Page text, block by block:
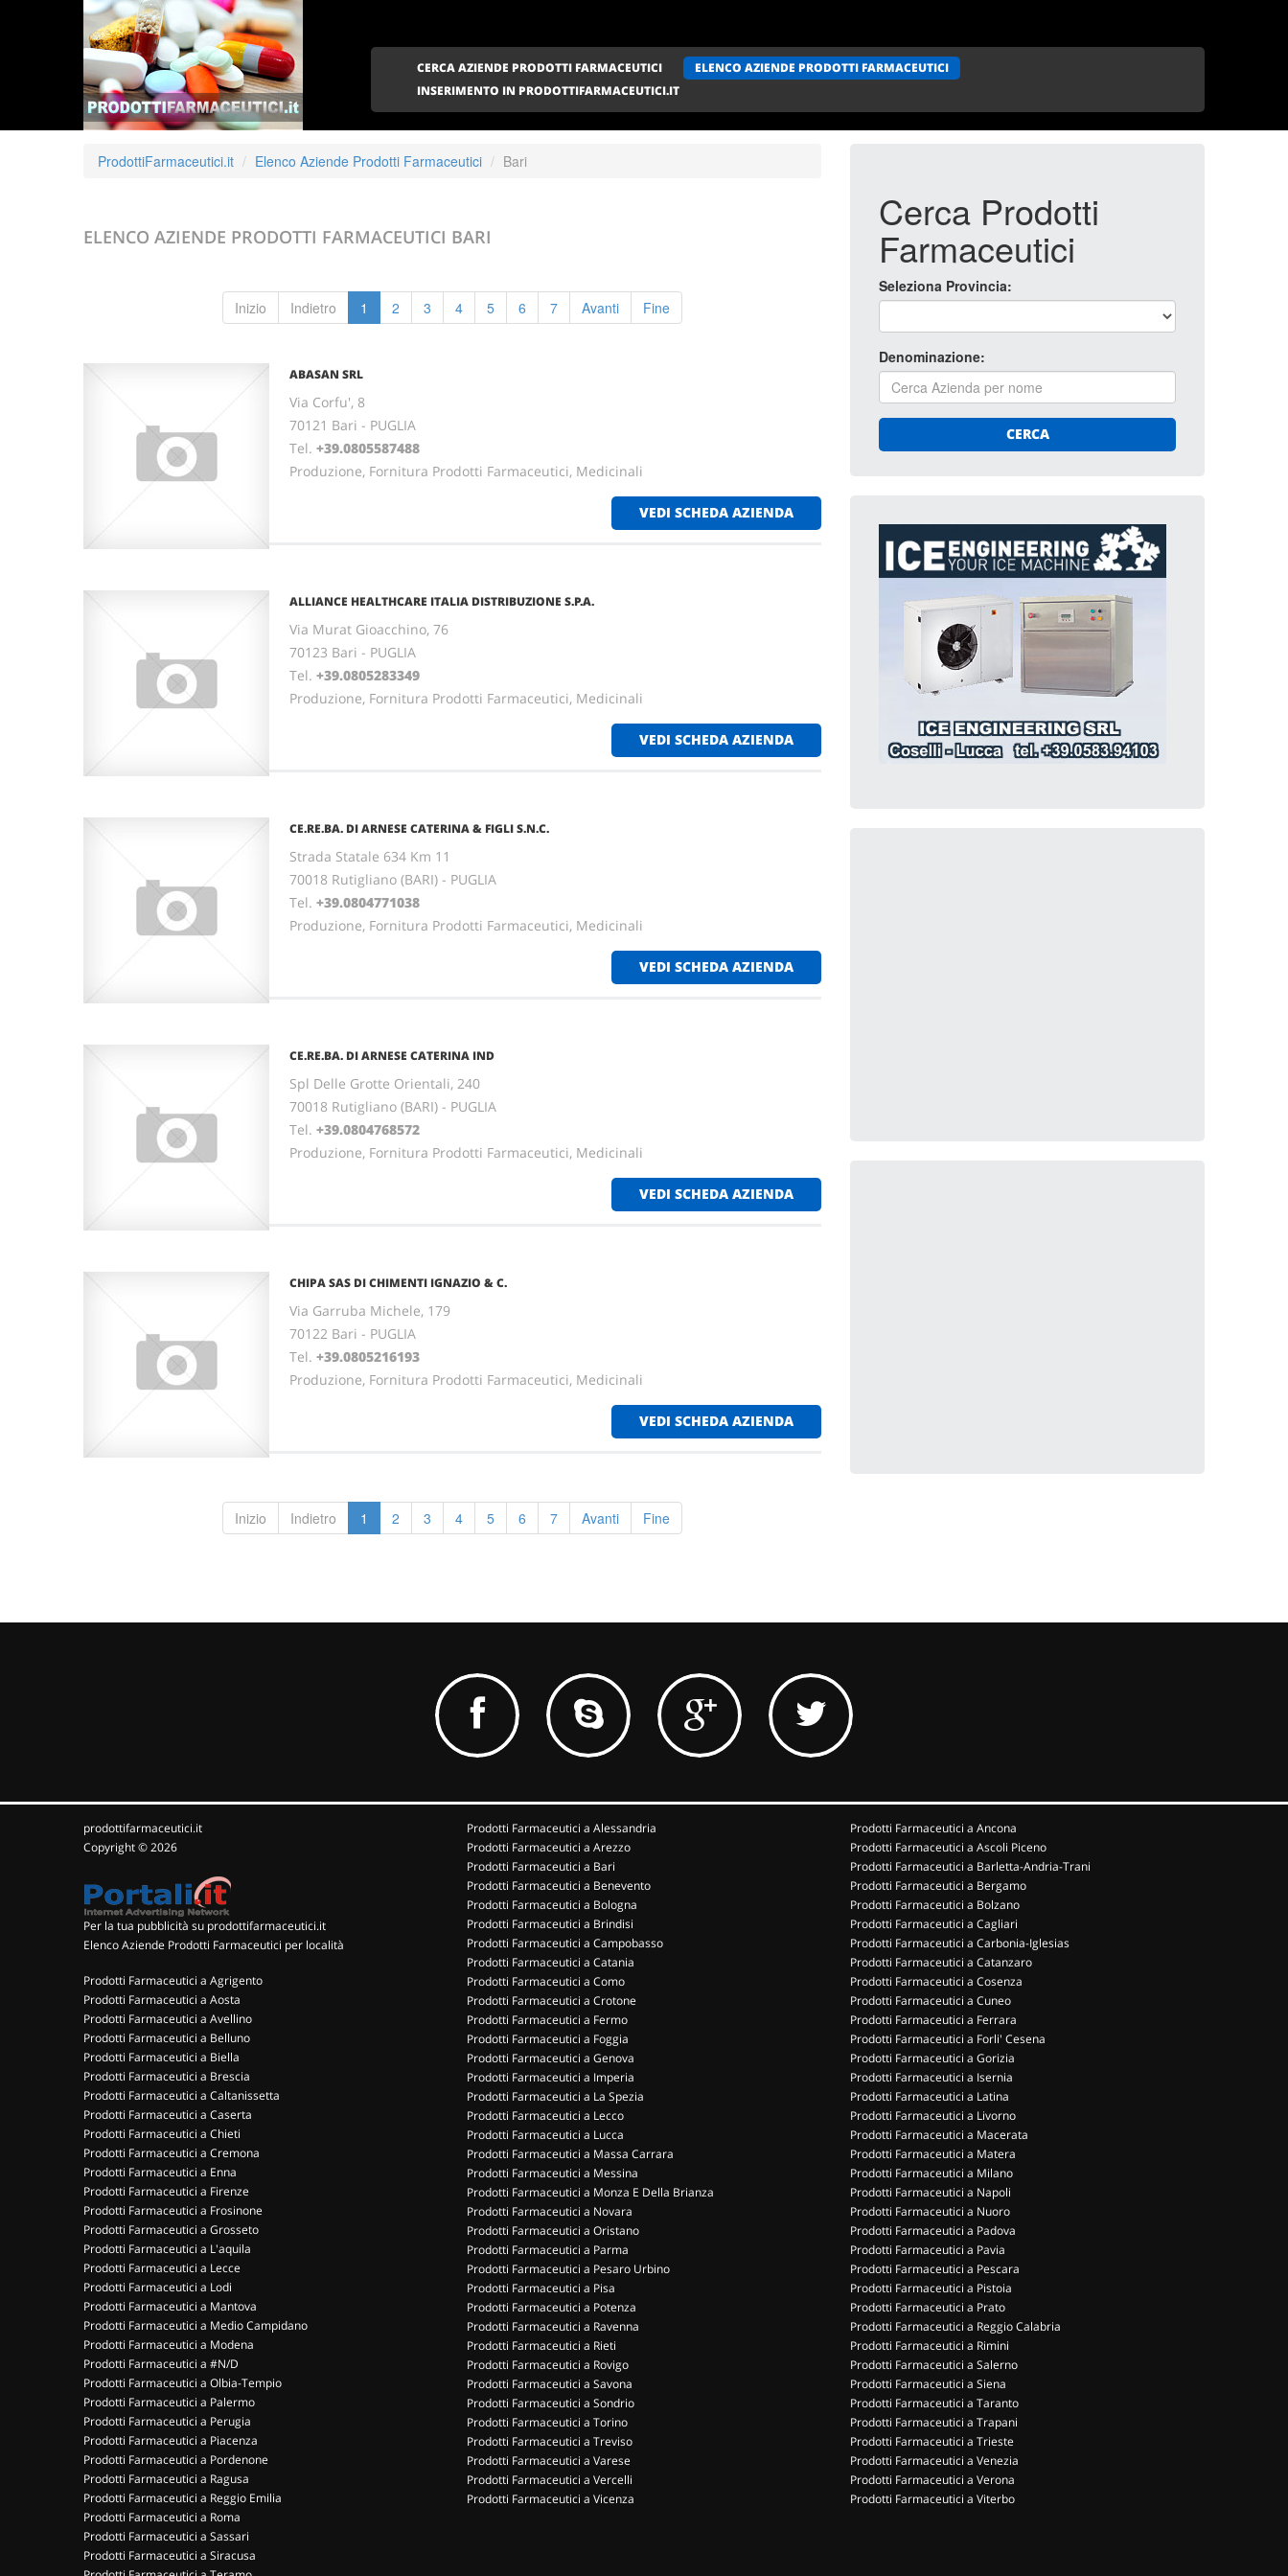
CERCA AZIENDE PRODOTTI FARMACEUTICI
ELENCO AZIENDE PRODOTTI FARMACEUTICI
INSERIMENTO IN PRODOTTIFARMACEUTICI.IT
ProdottiFarmaceutici.it Elenco Aziende Prodotti Farmaceutici Bari
ELENCO AZIENDE PRODOTTI FARMACEUTICI BARI
Inizio Indietro 1 2 3 4 5 6 7 Avanti Fine
ABASAN SRL
Via Corfu', 8
70121 Bari - PUGLIA
Tel. +39.0805587488
Produzione, Fornitura Prodotti Farmaceutici, Medicinali
VEDI SCHEDA AZIENDA
ALLIANCE HEALTHCARE ITALIA DISTRIBUZIONE S.P.A.
Via Murat Gioacchino, 76
70123 Bari - PUGLIA
Tel. +39.0805283349
Produzione, Fornitura Prodotti Farmaceutici, Medicinali
VEDI SCHEDA AZIENDA
CE.RE.BA. DI ARNESE CATERINA & FIGLI S.N.C.
Strada Statale 634 Km 11
70018 Rutigliano (BARI) - PUGLIA
Tel. +39.0804771038
Produzione, Fornitura Prodotti Farmaceutici, Medicinali
VEDI SCHEDA AZIENDA
CE.RE.BA. DI ARNESE CATERINA IND
Spl Delle Grotte Orientali, 240
70018 Rutigliano (BARI) - PUGLIA
Tel. +39.0804768572
Produzione, Fornitura Prodotti Farmaceutici, Medicinali
VEDI SCHEDA AZIENDA
CHIPA SAS DI CHIMENTI IGNAZIO & C.
Via Garruba Michele, 179
70122 Bari - PUGLIA
Tel. +39.0805216193
Produzione, Fornitura Prodotti Farmaceutici, Medicinali
VEDI SCHEDA AZIENDA
Inizio Indietro 1 2 3 4 5 6 7 Avanti Fine
Cerca Prodotti
Farmaceutici
Seleziona Provincia:
Denominazione:
CERCA
prodottifarmaceutici.it
Copyright © 2026
Per la tua pubblicità su prodottifarmaceutici.it
Elenco Aziende Prodotti Farmaceutici per località
Prodotti Farmaceutici a Agrigento
Prodotti Farmaceutici a Aosta
Prodotti Farmaceutici a Avellino
Prodotti Farmaceutici a Belluno
Prodotti Farmaceutici a Biella
Prodotti Farmaceutici a Brescia
Prodotti Farmaceutici a Caltanissetta
Prodotti Farmaceutici a Caserta
Prodotti Farmaceutici a Chieti
Prodotti Farmaceutici a Cremona
Prodotti Farmaceutici a Enna
Prodotti Farmaceutici a Firenze
Prodotti Farmaceutici a Frosinone
Prodotti Farmaceutici a Grosseto
Prodotti Farmaceutici a L'aquila
Prodotti Farmaceutici a Lecce
Prodotti Farmaceutici a Lodi
Prodotti Farmaceutici a Mantova
Prodotti Farmaceutici a Medio Campidano
Prodotti Farmaceutici a Modena
Prodotti Farmaceutici a #N/D
Prodotti Farmaceutici a Olbia-Tempio
Prodotti Farmaceutici a Palermo
Prodotti Farmaceutici a Perugia
Prodotti Farmaceutici a Piacenza
Prodotti Farmaceutici a Pordenone
Prodotti Farmaceutici a Ragusa
Prodotti Farmaceutici a Reggio Emilia
Prodotti Farmaceutici a Roma
Prodotti Farmaceutici a Sassari
Prodotti Farmaceutici a Siracusa
Prodotti Farmaceutici a Alessandria
Prodotti Farmaceutici a Arezzo
Prodotti Farmaceutici a Bari
Prodotti Farmaceutici a Benevento
Prodotti Farmaceutici a Bologna
Prodotti Farmaceutici a Brindisi
Prodotti Farmaceutici a Campobasso
Prodotti Farmaceutici a Catania
Prodotti Farmaceutici a Como
Prodotti Farmaceutici a Crotone
Prodotti Farmaceutici a Fermo
Prodotti Farmaceutici a Foggia
Prodotti Farmaceutici a Genova
Prodotti Farmaceutici a Imperia
Prodotti Farmaceutici a La Spezia
Prodotti Farmaceutici a Lecco
Prodotti Farmaceutici a Lucca
Prodotti Farmaceutici a Massa Carrara
Prodotti Farmaceutici a Messina
Prodotti Farmaceutici a Monza E Della Brianza
Prodotti Farmaceutici a Novara
Prodotti Farmaceutici a Oristano
Prodotti Farmaceutici a Parma
Prodotti Farmaceutici a Pesaro Urbino
Prodotti Farmaceutici a Pisa
Prodotti Farmaceutici a Potenza
Prodotti Farmaceutici a Ravenna
Prodotti Farmaceutici a Rieti
Prodotti Farmaceutici a Rovigo
Prodotti Farmaceutici a Savona
Prodotti Farmaceutici a Sondrio
Prodotti Farmaceutici a Torino
Prodotti Farmaceutici a Treviso
Prodotti Farmaceutici a Varese
Prodotti Farmaceutici a Vercelli
Prodotti Farmaceutici a Vicenza
Prodotti Farmaceutici a Ancona
Prodotti Farmaceutici a Ascoli Piceno
Prodotti Farmaceutici a Barletta-Andria-Trani
Prodotti Farmaceutici a Bergamo
Prodotti Farmaceutici a Bolzano
Prodotti Farmaceutici a Cagliari
Prodotti Farmaceutici a Carbonia-Iglesias
Prodotti Farmaceutici a Catanzaro
Prodotti Farmaceutici a Cosenza
Prodotti Farmaceutici a Cuneo
Prodotti Farmaceutici a Ferrara
Prodotti Farmaceutici a Forli' Cesena
Prodotti Farmaceutici a Gorizia
Prodotti Farmaceutici a Isernia
Prodotti Farmaceutici a Latina
Prodotti Farmaceutici a Livorno
Prodotti Farmaceutici a Macerata
Prodotti Farmaceutici a Matera
Prodotti Farmaceutici a Milano
Prodotti Farmaceutici a Napoli
Prodotti Farmaceutici a Nuoro
Prodotti Farmaceutici a Padova
Prodotti Farmaceutici a Pavia
Prodotti Farmaceutici a Pescara
Prodotti Farmaceutici a Pistoia
Prodotti Farmaceutici a Prato
Prodotti Farmaceutici a Reggio Calabria
Prodotti Farmaceutici a Rimini
Prodotti Farmaceutici a Salerno
Prodotti Farmaceutici a Siena
Prodotti Farmaceutici a Taranto
Prodotti Farmaceutici a Trapani
Prodotti Farmaceutici a Trieste
Prodotti Farmaceutici a Venezia
Prodotti Farmaceutici a Verona
Prodotti Farmaceutici a Viterbo